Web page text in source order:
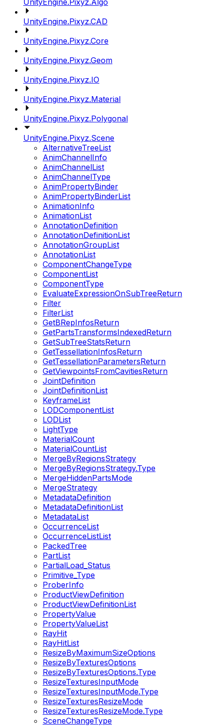
UnityEngine.Pixyz.Algo
UnityEngine.Pixyz.CAD
UnityEngine.Pixyz.Core
UnityEngine.Pixyz.Geom
UnityEngine.Pixyz.IO
UnityEngine.Pixyz.Material
UnityEngine.Pixyz.Polygonal
UnityEngine.Pixyz.Scene
AlternativeTreeList
AnimChannelInfo
AnimChannelList
AnimChannelType
AnimPropertyBinder
AnimPropertyBinderList
AnimationInfo
AnimationList
AnnotationDefinition
AnnotationDefinitionList
AnnotationGroupList
AnnotationList
ComponentChangeType
ComponentList
ComponentType
EvaluateExpressionOnSubTreeReturn
Filter
FilterList
GetBRepInfosReturn
GetPartsTransformsIndexedReturn
GetSubTreeStatsReturn
GetTessellationInfosReturn
GetTessellationParametersReturn
GetViewpointsFromCavitiesReturn
JointDefinition
JointDefinitionList
KeyframeList
LODComponentList
LODList
LightType
MaterialCount
MaterialCountList
MergeByRegionsStrategy
MergeByRegionsStrategy.Type
MergeHiddenPartsMode
MergeStrategy
MetadataDefinition
MetadataDefinitionList
MetadataList
OccurrenceList
OccurrenceListList
PackedTree
PartList
PartialLoad_Status
Primitive_Type
ProberInfo
ProductViewDefinition
ProductViewDefinitionList
PropertyValue
PropertyValueList
RayHit
RayHitList
ResizeByMaximumSizeOptions
ResizeByTexturesOptions
ResizeByTexturesOptions.Type
ResizeTexturesInputMode
ResizeTexturesInputMode.Type
ResizeTexturesResizeMode
ResizeTexturesResizeMode.Type
SceneChangeType